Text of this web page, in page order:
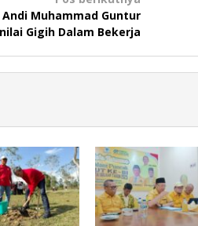
Andi Muhammad Guntur
Gigih Dalam Bekerja